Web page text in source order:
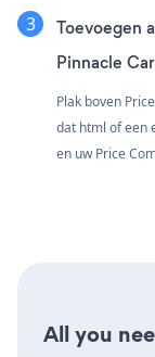
Toevoegen
Pinnacle
Plak boven
dat html of een
en uw Price
All you